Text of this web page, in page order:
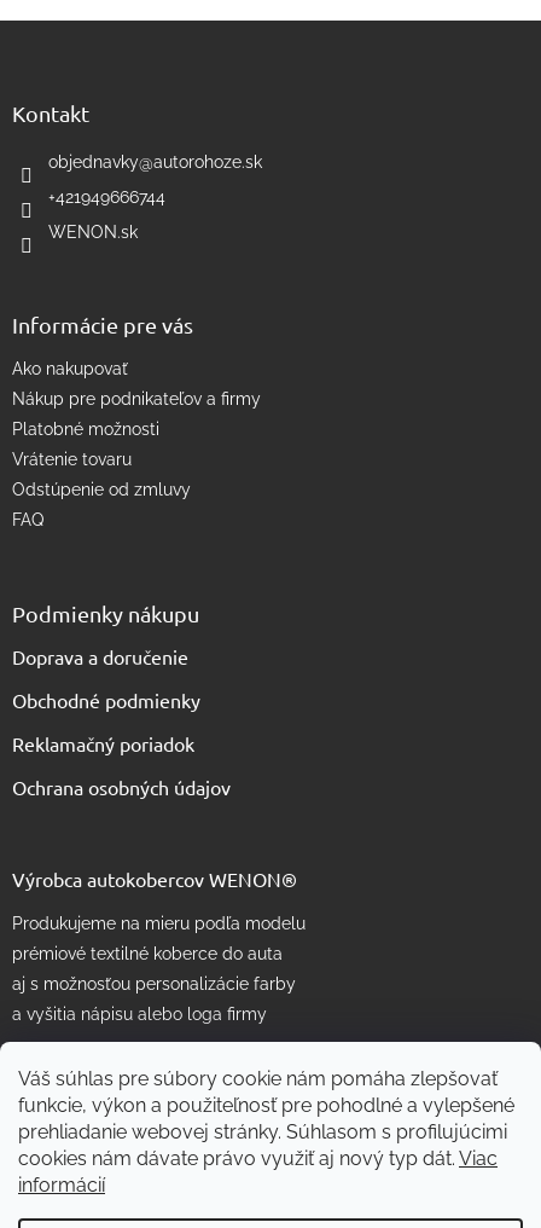
Váš súhlas pre súbory cookie nám pomáha zlepšovať
funkcie, výkon a použiteľnosť pre pohodlné a vylepšené
prehliadanie webovej stránky. Súhlasom s profilujúcimi
cookies nám dávate právo využiť aj nový typ dát. Viac
informácií
Kontakt
objednavky@autorohoze.sk
+421949666744
WENON.sk
Informácie pre vás
Ako nakupovať
Nákup pre podnikateľov a firmy
Platobné možnosti
Vrátenie tovaru
Odstúpenie od zmluvy
FAQ
Podmienky nákupu
Doprava a doručenie
Obchodné podmienky
Reklamačný poriadok
Ochrana osobných údajov
Výrobca autokobercov WENON®
Produkujeme na mieru podľa modelu
prémiové textilné koberce do auta
aj s možnosťou personalizácie farby
a vyšitia nápisu alebo loga firmy